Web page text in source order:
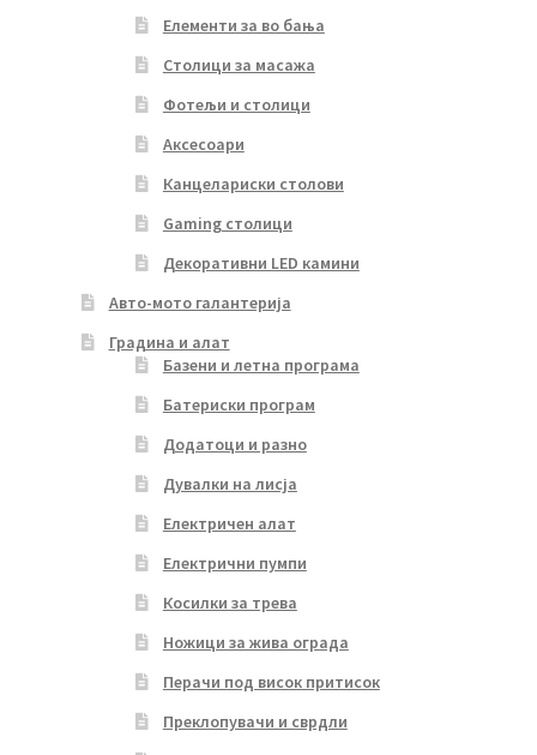
Елементи за во бања
Столици за масажа
Фотељи и столици
Аксесоари
Канцелариски столови
Gaming столици
Декоративни LED камини
Авто-мото галантерија
Градина и алат
Базени и летна програма
Батериски програм
Додатоци и разно
Дувалки на лисја
Електричен алат
Електрични пумпи
Косилки за трева
Ножици за жива ограда
Перачи под висок притисок
Преклопувачи и сврдли